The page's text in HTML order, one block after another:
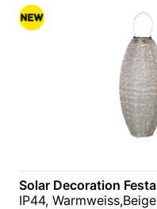
Solar Decoration Festa
IP44, Warmweiss,Beige